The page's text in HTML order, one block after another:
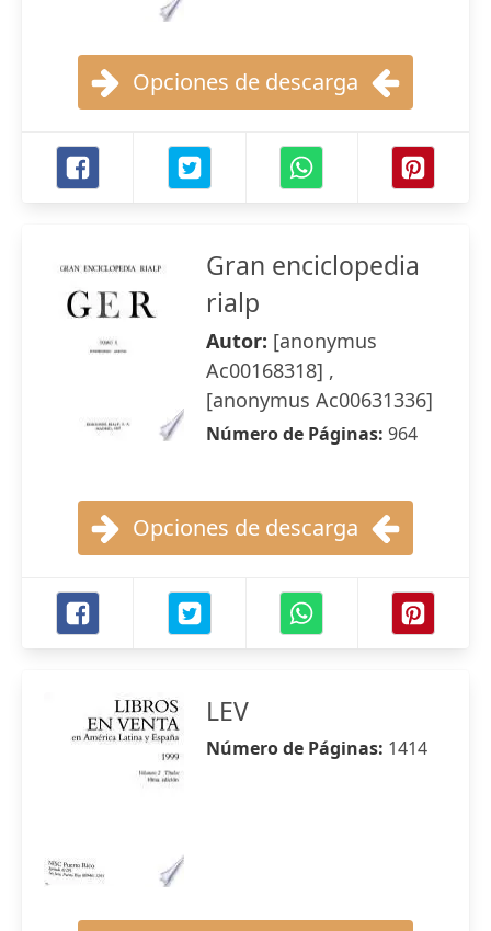
Opciones de descarga
Gran enciclopedia
rialp
Autor: [anonymus
Ac00168318] ,
[anonymus Ac00631336]
Número de Páginas: 964
Opciones de descarga
LEV
Número de Páginas: 1414